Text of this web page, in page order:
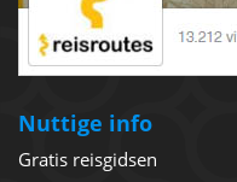
Nuttige info
Gratis reisgidsen